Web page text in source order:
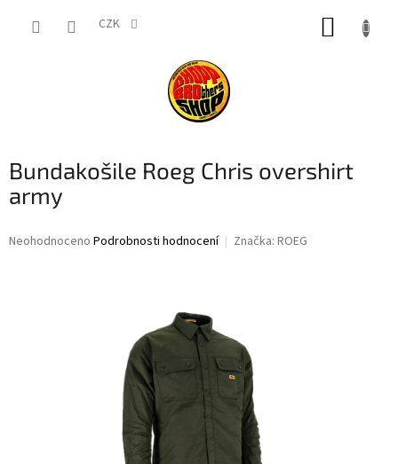
CZK
Bundakošile Roeg Chris overshirt
army
Průměrné
Neohodnoceno Podrobnosti hodnocení Značka: ROEG